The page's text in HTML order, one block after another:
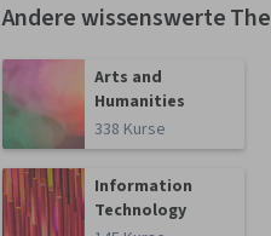
Andere wissenswerte
Arts and
Humanities
338 Kurse
Information
Technology